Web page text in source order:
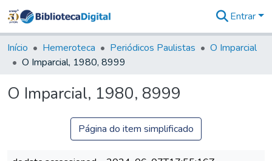
&
Coleções
Tudo na
Digital
Entrar
Início Hemeroteca Periódicos Paulistas
O Imparcial
O Imparcial, 1980, 8999
O Imparcial, 1980, 8999
Página do item simplificado